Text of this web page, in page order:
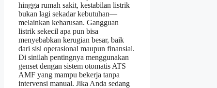
hingga rumah sakit, kestabilan listrik
bukan lagi sekadar kebutuhan—
melainkan keharusan. Gangguan
listrik sekecil apa pun bisa
menyebabkan kerugian besar, baik
dari sisi operasional maupun finansial.
Di sinilah pentingnya menggunakan
genset dengan sistem otomatis ATS
AMF yang mampu bekerja tanpa
intervensi manual. Jika Anda sedang